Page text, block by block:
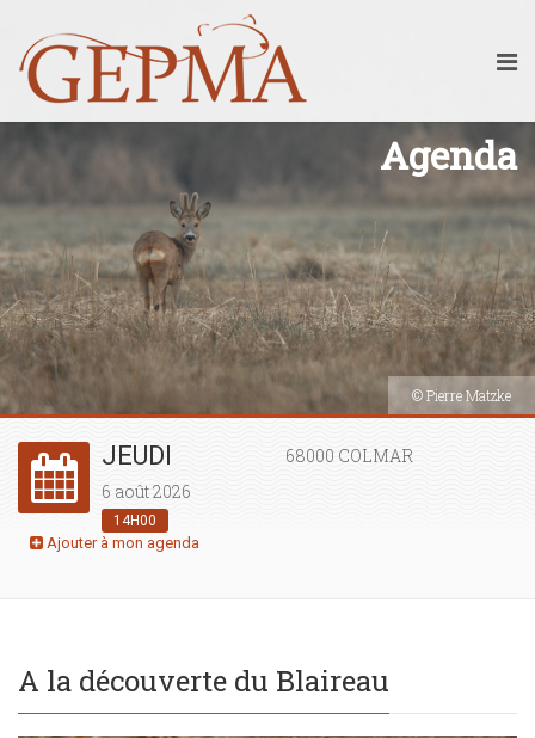
© Pierre Matzke
Agenda
JEUDI
6 août 2026
14H00
Ajouter à mon agenda
68000 COLMAR
A la découverte du Blaireau